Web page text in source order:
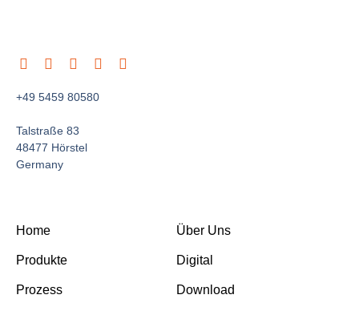
+49 5459 80580
Talstraße 83
48477 Hörstel
Germany
Home Über Uns
Produkte Digital
Prozess Download